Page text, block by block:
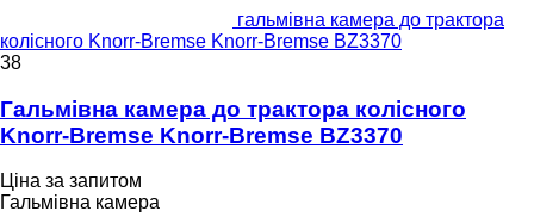
гальмівна камера до трактора
колісного Knorr-Bremse Knorr-Bremse BZ3370
38
Гальмівна камера до трактора колісного
Knorr-Bremse Knorr-Bremse BZ3370
Ціна за запитом
Гальмівна камера